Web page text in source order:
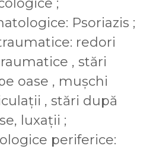
;
Psoriazis ;
redori
, stări
oase , mușchi
, stări după
luxații ;
periferice: